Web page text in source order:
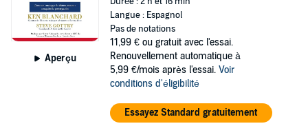
Aperçu
Langue : Espagnol
Pas de notations
11,99 € ou gratuit avec l'essai.
Renouvellement automatique à
5,99 €/mois après l'essai. Voir
conditions d'éligibilité
Essayez Standard gratuitement